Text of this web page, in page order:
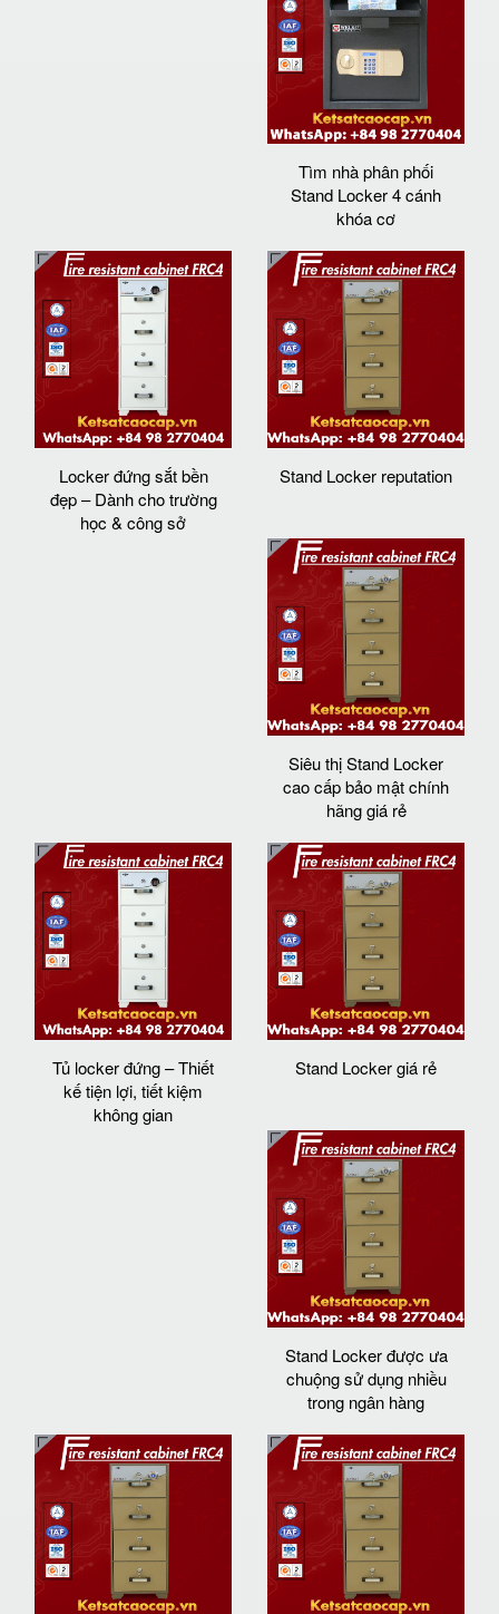
Tìm nhà phân phối
Stand Locker 4 cánh
khóa cơ
Locker đứng sắt bền
đẹp – Dành cho trường
học & công sở
Stand Locker reputation
Siêu thị Stand Locker
cao cấp bảo mật chính
hãng giá rẻ
Tủ locker đứng – Thiết
kế tiện lợi, tiết kiệm
không gian
Stand Locker giá rẻ
Stand Locker được ưa
chuộng sử dụng nhiều
trong ngân hàng